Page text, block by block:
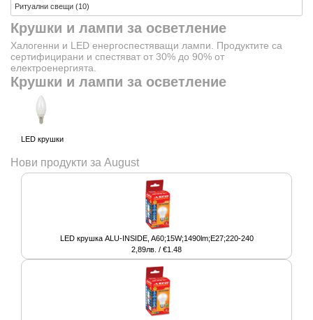
Крушки и лампи за осветление
Халогенни и LED енергоспестяващи лампи. Продуктите са
сертифицирани и спестяват от 30% до 90% от
електроенергията.
Крушки и лампи за осветление
LED крушки
Нови продукти за August
LED крушка ALU-INSIDE, A60;15W;1490lm;E27;220-240
2,89лв. / €1.48
Ритуални свещи (10)